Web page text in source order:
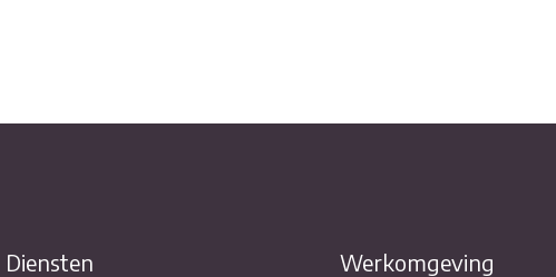
VERWARMINGEN
Diensten Werkomgeving